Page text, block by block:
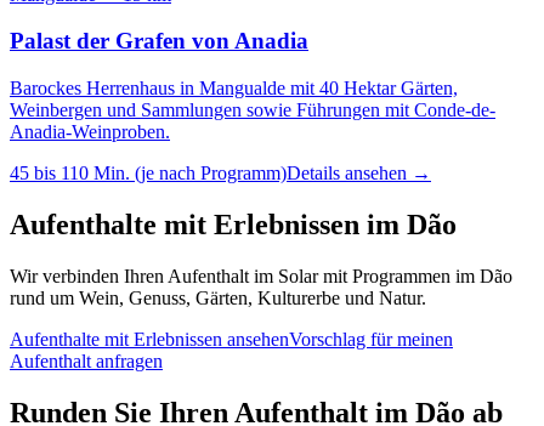
Palast der Grafen von Anadia
Barockes Herrenhaus in Mangualde mit 40 Hektar Gärten,
Weinbergen und Sammlungen sowie Führungen mit Conde-de-
Anadia-Weinproben.
45 bis 110 Min. (je nach Programm)Details ansehen →
Aufenthalte mit Erlebnissen im Dão
Wir verbinden Ihren Aufenthalt im Solar mit Programmen im Dão
rund um Wein, Genuss, Gärten, Kulturerbe und Natur.
Aufenthalte mit Erlebnissen ansehenVorschlag für meinen
Aufenthalt anfragen
Runden Sie Ihren Aufenthalt im Dão ab